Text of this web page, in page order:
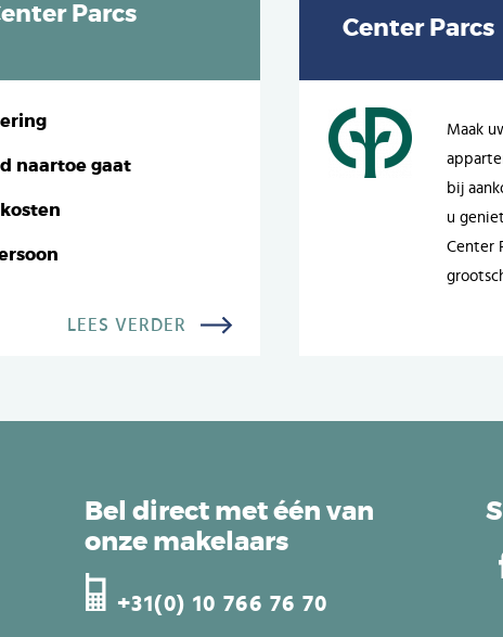
Parcs
naartoe gaat
LEES VERDER
Center Parcs
Maak
bij
u
Center
Bel direct met één van
onze makelaars
+31(0) 10 766 76 70